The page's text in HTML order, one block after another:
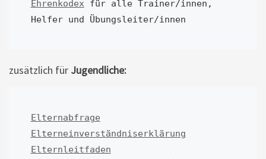
Ehrenkodex für alle Trainer/innen,
Helfer und Übungsleiter/innen
zusätzlich für Jugendliche:
Elternabfrage
Elterneinverständniserklärung
Elternleitfaden